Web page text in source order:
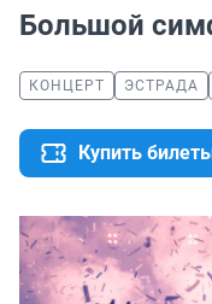
Большой
КОНЦЕРТ ЭСТРАДА
Купить